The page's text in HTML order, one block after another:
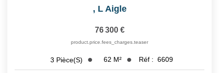
, L Aigle
76 300 €
product.price.fees_charges.teaser
3 Pièce(s) 62 M² Réf : 6609